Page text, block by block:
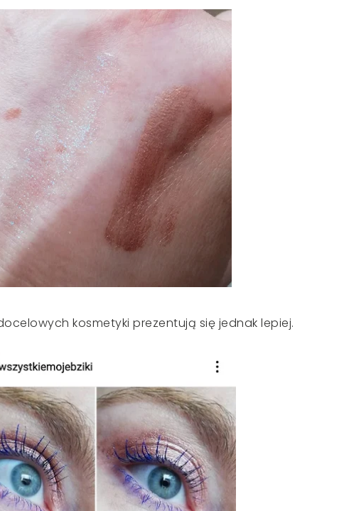
kosmetyki prezentują się jednak lepiej.